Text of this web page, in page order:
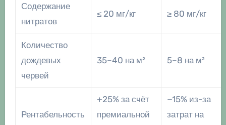
Содержание
нитратов
≤ 20 мг/кг ≥ 80 мг/кг
Количество
дождевых
червей
35–40 на м² 5–8 на м²
Рентабельность
+25% за счёт
премиальной
−15% из-за
затрат на